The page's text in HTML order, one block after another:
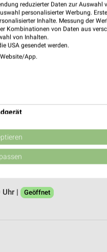
Sek.
|
Geöffnet
reduzierter Daten zur Auswahl
personalisierter Werbung.
Inhalte. Messung der
Kombinationen von Daten aus
von Inhalten.
USA gesendet werden.
App.